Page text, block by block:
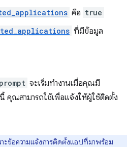
คือ true
ที่มีข้อมูล
จะเริ่มทำงานเมื่อคุณมี
คุณสามารถใช้เพื่อแจ้งให้ผู้ใช้ติดตั้ง
ะข้อความแจ้งการติดตั้งแอปที่มาพร้อม